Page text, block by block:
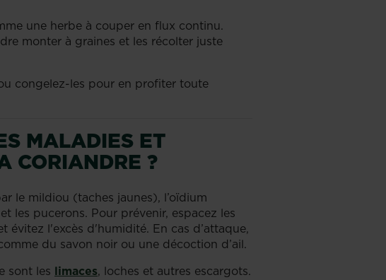
une herbe à couper en flux continu.
monter à graines et les récolter juste
congelez-les pour en profiter toute
MALADIES ET
CORIANDRE ?
le mildiou (taches jaunes), l’oïdium
les pucerons. Pour prévenir, espacez les
évitez l'excès d'humidité. En cas d’attaque,
du savon noir ou une décoction d’ail.
sont les limaces, loches et autres escargots.